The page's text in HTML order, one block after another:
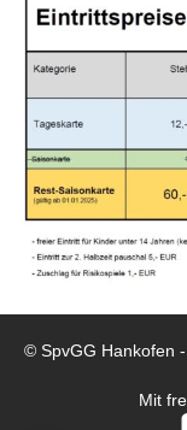
© SpvGG Hankofen
Mit